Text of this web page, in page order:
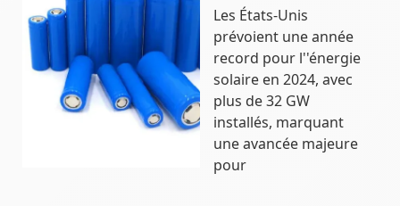
Les États-Unis
prévoient une année
record pour l''énergie
solaire en 2024, avec
plus de 32 GW
installés, marquant
une avancée majeure
pour